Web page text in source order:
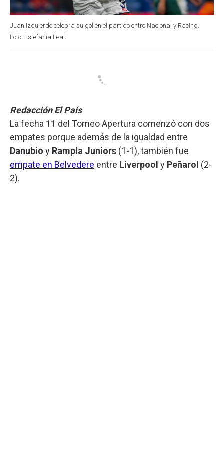
Juan Izquierdo celebra su gol en el partido entre Nacional y Racing.
Foto: Estefanía Leal.
Redacción El País
La fecha 11 del Torneo Apertura comenzó con dos
empates porque además de la igualdad entre
Danubio y Rampla Juniors (1-1), también fue
empate en Belvedere entre Liverpool y Peñarol (2-
2).